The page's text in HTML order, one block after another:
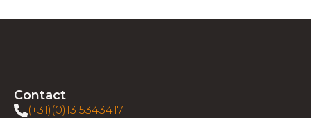
Contact
(+31)(0)13 5343417